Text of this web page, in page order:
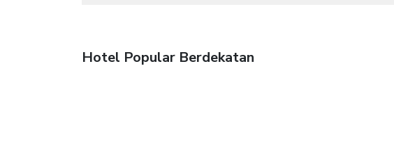
Hotel Popular Berdekatan